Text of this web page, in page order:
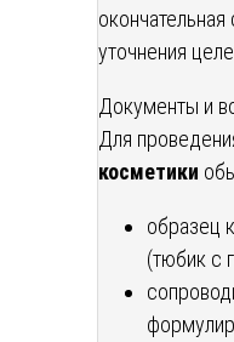
уточнения
Документы и
Для
косметики
образец
(тюбик с